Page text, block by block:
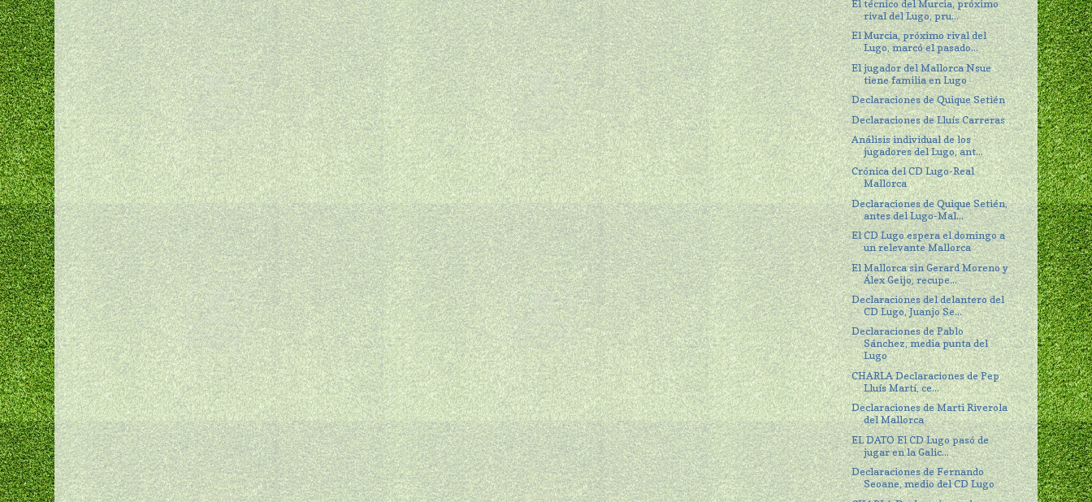
El técnico del Murcia, próximo
rival del Lugo, pru...
El Murcia, próximo rival del
Lugo, marcó el pasado...
El jugador del Mallorca Nsue
tiene familia en Lugo
Declaraciones de Quique Setién
Declaraciones de Lluís Carreras
Análisis individual de los
jugadores del Lugo, ant...
Crónica del CD Lugo-Real
Mallorca
Declaraciones de Quique Setién,
antes del Lugo-Mal...
El CD Lugo espera el domingo a
un relevante Mallorca
El Mallorca sin Gerard Moreno y
Álex Geijo, recupe...
Declaraciones del delantero del
CD Lugo, Juanjo Se...
Declaraciones de Pablo
Sánchez, media punta del
Lugo
CHARLA Declaraciones de Pep
Lluís Martí, ce...
Declaraciones de Marti Riverola
del Mallorca
EL DATO El CD Lugo pasó de
jugar en la Galic...
Declaraciones de Fernando
Seoane, medio del CD Lugo